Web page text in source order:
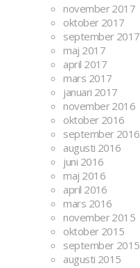
november 2017
oktober 2017
september 2017
maj 2017
april 2017
mars 2017
januari 2017
november 2016
oktober 2016
september 2016
augusti 2016
juni 2016
maj 2016
april 2016
mars 2016
november 2015
oktober 2015
september 2015
augusti 2015